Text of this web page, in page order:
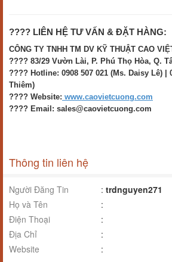
???? LIÊN HỆ TƯ VẤN & ĐẶT HÀNG:
CÔNG TY TNHH TM DV KỸ THUẬT CAO
???? 83/29 Vườn Lài, P. Phú Thọ Hòa, Q.
???? Hotline: 0908 507 021 (Ms. Daisy Lê) |
Thiêm)
???? Website: www.caovietcuong.com
???? Email: sales@caovietcuong.com
Thông tin liên hệ
Người Đăng Tin : trdnguyen271
Họ và Tên
:
Điện Thoại
:
Địa Chỉ
:
Website
: